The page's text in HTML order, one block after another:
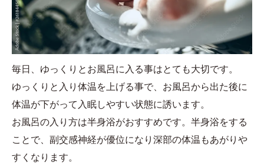
毎日、ゆっくりとお風呂に入る事はとても大切です。
ゆっくりと入り体温を上げる事で、お風呂から出た後に
体温が下がって入眠しやすい状態に誘います。
お風呂の入り方は半身浴がおすすめです。半身浴をする
ことで、副交感神経が優位になり深部の体温もあがりや
すくなります。